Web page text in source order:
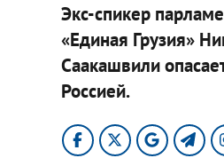
Экс-спикер
«Единая Грузия»
Саакашвили
Россией.